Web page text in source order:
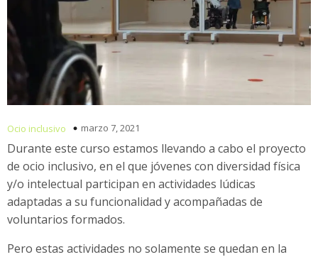
Ocio inclusivo marzo 7, 2021
Durante este curso estamos llevando a cabo el proyecto
de ocio inclusivo, en el que jóvenes con diversidad física
y/o intelectual participan en actividades lúdicas
adaptadas a su funcionalidad y acompañadas de
voluntarios formados.
Pero estas actividades no solamente se quedan en la